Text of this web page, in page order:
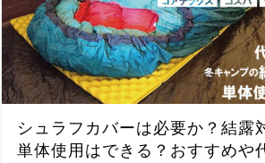
シュラフカバーは必要か？結露
単体使用はできる？おすすめや